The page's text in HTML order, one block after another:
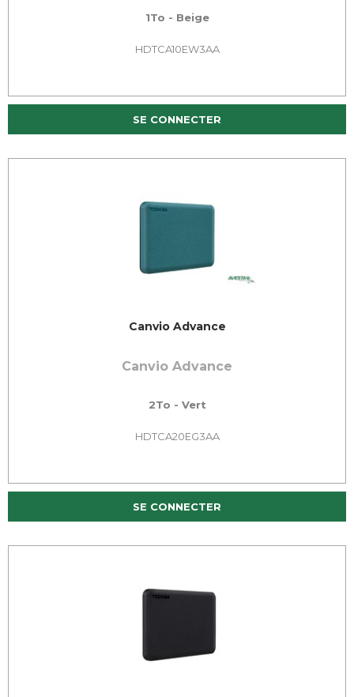
1To - Beige
HDTCA10EW3AA
SE CONNECTER
Canvio Advance
Canvio Advance
2To - Vert
HDTCA20EG3AA
SE CONNECTER